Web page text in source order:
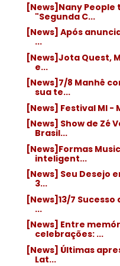
[News]Nany
"Segunda C...
[News] Após
...
[News]Jota Quest,
e...
[News]7/8 Manhê
sua te...
[News] Festival MI -
[News] Show de Zé
Brasil...
[News]Formas
inteligent...
[News] Seu Desejo
3...
[News]13/7
...
[News] Entre
celebrações: ...
[News] Últimas
Lat...